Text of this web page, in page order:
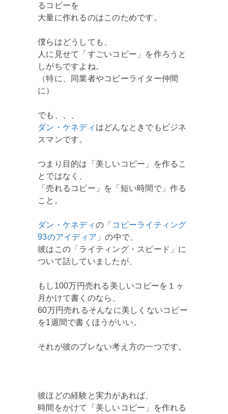
るコピーを
大量に作れるのはこのためです。
僕らはどうしても、
人に見せて「すごいコピー」を作ろうと
しがちですよね。
（特に、同業者やコピーライター仲間
に）
でも、、、
ダン・ケネディ はどんなときでもビジネ
スマンです。
つまり目的は「美しいコピー」を作るこ
とではなく、
「売れるコピー」を「短い時間で」作る
こと。
ダン・ケネディの「 コピーライティング
93のアイディア 」の中で、
彼はこの「ライティング・スピード」に
ついて話していましたが、
もし100万円売れる美しいコピーを１ヶ
月かけて書くのなら、
60万円売れるそんなに美しくないコピー
を1週間で書くほうがいい。
それが彼のブレない考え方の一つです。
彼ほどの経験と実力があれば、
時間をかけて「美しいコピー」を作れる